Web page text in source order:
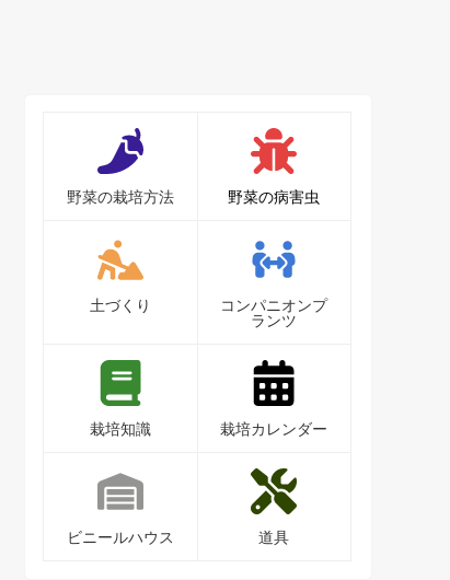
野菜の栽培方法 野菜の病害虫
土づくり
コンパニオンプ
ランツ
栽培知識 栽培カレンダー
ビニールハウス 道具